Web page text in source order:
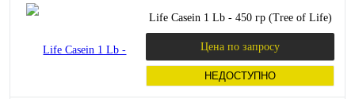
Life Casein 1 Lb - 450 гр (Tree of Life)
Цена по запросу
НЕДОСТУПНО